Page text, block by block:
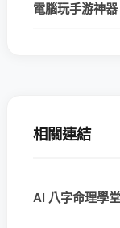
電腦玩手游神
相關連結
AI 八字命理學堂